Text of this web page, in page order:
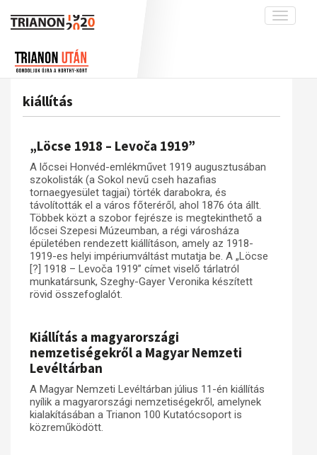
Toggle
A békerendszer megszilárdulása
Utókor és emlékezet
Adatbázis
Emlékművek (feltöltés alatt)
Menekültek
Visszhang
Publikációk
Kapcsolat
Trianon-kommentár
Dokumentumok
Műhelymunkák
kiállítás
„Löcse 1918 – Levoča 1919”
A lőcsei Honvéd-emlékművet 1919 augusztusában
szokolisták (a Sokol nevű cseh hazafias
tornaegyesület tagjai) törték darabokra, és
távolították el a város főteréről, ahol 1876 óta állt.
Többek közt a szobor fejrésze is megtekinthető a
lőcsei Szepesi Múzeumban, a régi városháza
épületében rendezett kiállításon, amely az 1918-
1919-es helyi impériumváltást mutatja be. A „Löcse
[?] 1918 – Levoča 1919” címet viselő tárlatról
munkatársunk, Szeghy-Gayer Veronika készített
rövid összefoglalót.
Kiállítás a magyarországi
nemzetiségekről a Magyar Nemzeti
Levéltárban
A Magyar Nemzeti Levéltárban július 11-én kiállítás
nyílik a magyarországi nemzetiségekről, amelynek
kialakításában a Trianon 100 Kutatócsoport is
közreműködött.